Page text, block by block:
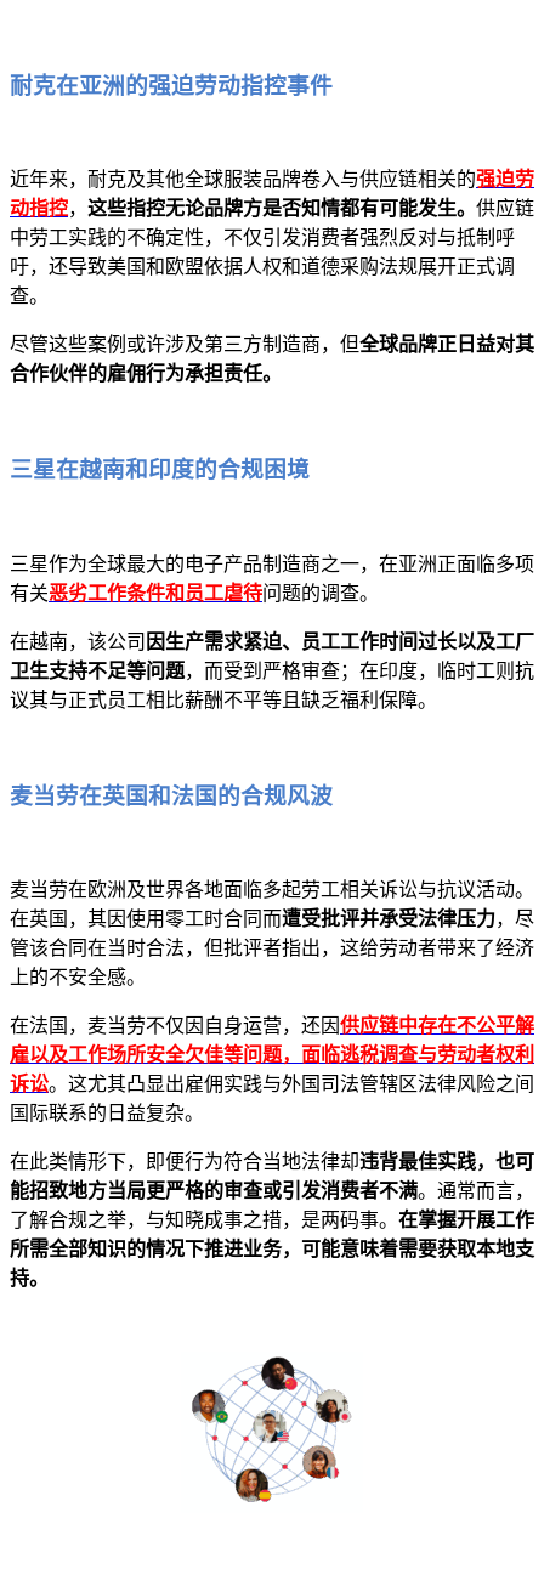
耐克在亚洲的强迫劳动指控事件
近年来，耐克及其他全球服装品牌卷入与供应链相关的强迫劳
动指控， 这些指控无论品牌方是否知情都有可能发生。 供应链
中劳工实践的不确定性，不仅引发消费者强烈反对与抵制呼
吁，还导致美国和欧盟依据人权和道德采购法规展开正式调
查。
尽管这些案例或许涉及第三方制造商，但全球品牌正日益对其
合作伙伴的雇佣行为承担责任。
三星在越南和印度的合规困境
三星作为全球最大的电子产品制造商之一，在亚洲正面临多项
有关恶劣工作条件和员工虐待问题的调查。
在越南，该公司 因生产需求紧迫、员工工作时间过长以及工厂
卫生支持不足等问题，而受到严格审查；在印度，临时工则抗
议其与正式员工相比薪酬不平等且缺乏福利保障。
麦当劳在英国和法国的合规风波
麦当劳在欧洲及世界各地面临多起劳工相关诉讼与抗议活动。
在英国，其因使用零工时合同而遭受批评并承受法律压力，尽
管该合同在当时合法，但批评者指出，这给劳动者带来了经济
上的不安全感。
在法国，麦当劳不仅因自身运营，还因供应链中存在不公平解
雇以及工作场所安全欠佳等问题，面临逃税调查与劳动者权利
诉讼。这尤其凸显出雇佣实践与外国司法管辖区法律风险之间
国际联系的日益复杂。
在此类情形下，即便行为符合当地法律却违背最佳实践，也可
能招致地方当局更严格的审查或引发消费者不满。通常而言，
了解合规之举，与知晓成事之措，是两码事。 在掌握开展工作
所需全部知识的情况下推进业务，可能意味着需要获取本地支
持。